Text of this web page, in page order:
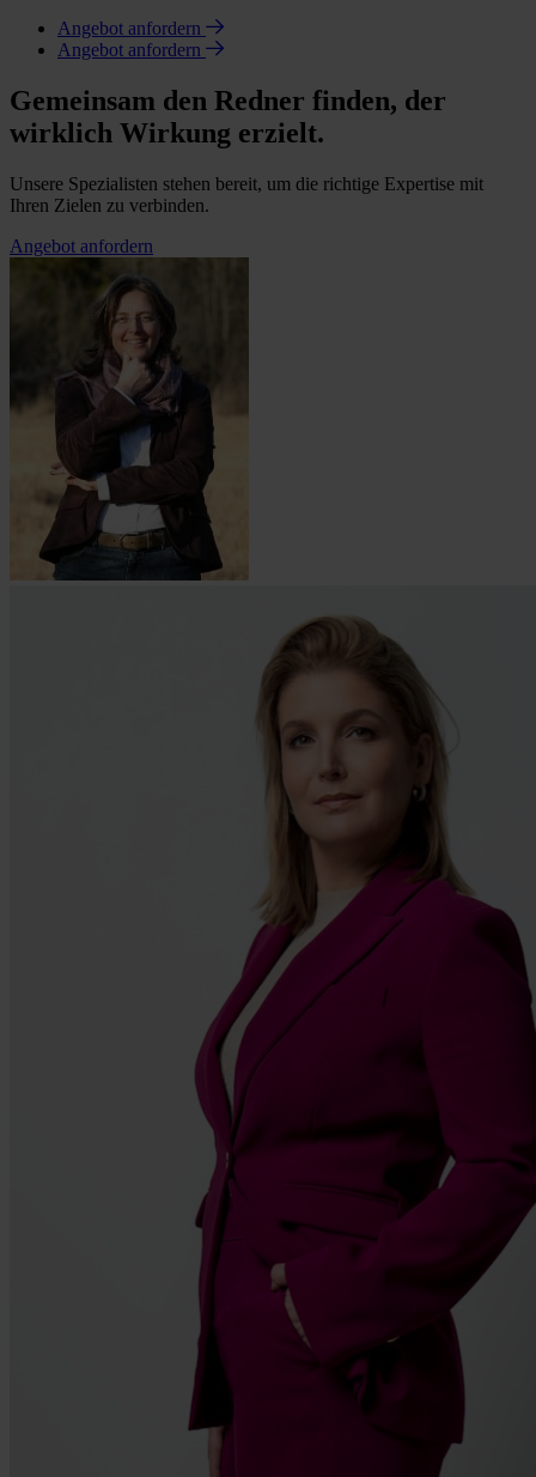
Angebot anfordern
Angebot anfordern
Gemeinsam den Redner finden, der
wirklich Wirkung erzielt.
Unsere Spezialisten stehen bereit, um die richtige Expertise mit
Ihren Zielen zu verbinden.
Angebot anfordern